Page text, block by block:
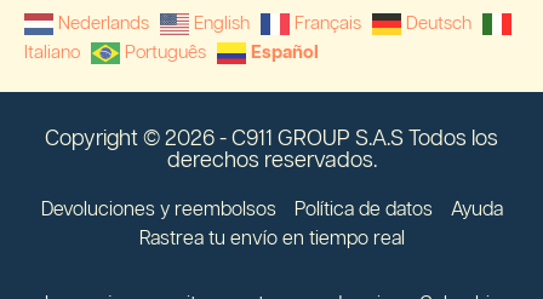
Nederlands English Français
Deutsch
Italiano
Português Español
Copyright © 2026 - C911 GROUP S.A.S Todos los
derechos reservados.
Devoluciones y reembolsos Política de datos
Ayuda
Rastrea tu envío en tiempo real